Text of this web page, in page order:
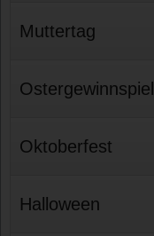
Muttertag
Oktoberfest
Halloween